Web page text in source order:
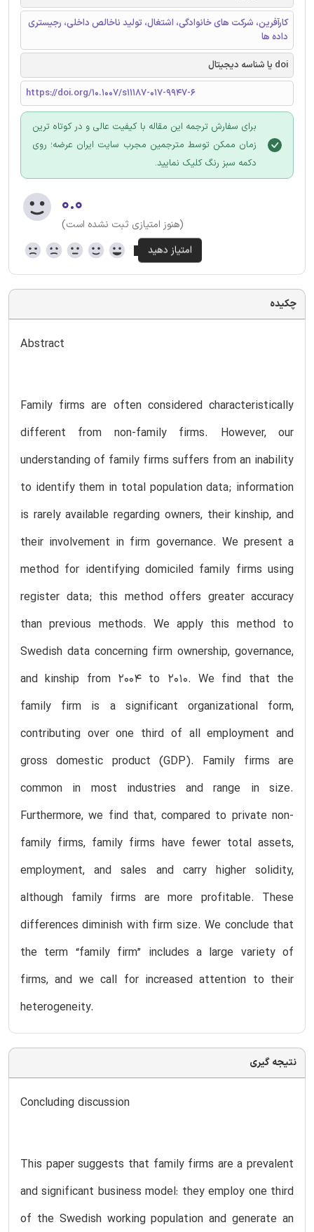
کارآفرین، شرکت های خانوادگی، اشتغال، تولید ناخالص داخلی، رجیستری
داده ها
doi یا شناسه دیجیتال
https://doi.org/10.1007/s11187-017-9947-6
برای سفارش ترجمه این مقاله با کیفیت عالی و در کوتاه ترین
زمان ممکن توسط مترجمین مجرب سایت ایران عرضه؛ روی
دکمه سبز رنگ کلیک نمایید.
۰.۰
(هنوز امتیازی ثبت نشده است)
چکیده
Abstract
Family firms are often considered characteristically
different from non-family firms. However, our
understanding of family firms suffers from an inability
to identify them in total population data; information
is rarely available regarding owners, their kinship, and
their involvement in firm governance. We present a
method for identifying domiciled family firms using
register data; this method offers greater accuracy
than previous methods. We apply this method to
Swedish data concerning firm ownership, governance,
and kinship from 2004 to 2010. We find that the
family firm is a significant organizational form,
contributing over one third of all employment and
gross domestic product (GDP). Family firms are
common in most industries and range in size.
Furthermore, we find that, compared to private non-
family firms, family firms have fewer total assets,
employment, and sales and carry higher solidity,
although family firms are more profitable. These
differences diminish with firm size. We conclude that
the term “family firm” includes a large variety of
firms, and we call for increased attention to their
heterogeneity.
نتیجه گیری
Concluding discussion
This paper suggests that family firms are a prevalent
and significant business model: they employ one third
of the Swedish working population and generate an